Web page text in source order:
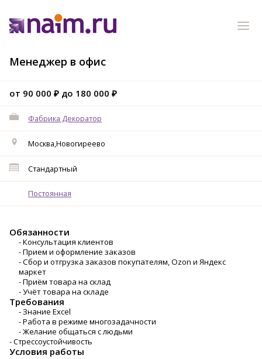
Менеджер в офис
от 90 000 ₽ до 180 000 ₽
Фабрика Декоратор
Москва,Новогиреево
Стандартный
Постоянная
Обязанности
- Консультация клиентов
- Прием и оформление заказов
- Сбор и отгрузка заказов покупателям, Ozon и Яндекс
маркет
- Приём товара на склад
- Учёт товара на складе
Требования
- Знание Excel
- Работа в режиме многозадачности
- Желание общаться с людьми
- Стрессоустойчивость
Условия работы